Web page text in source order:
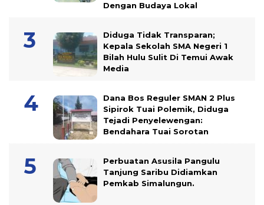
Dengan Budaya Lokal
Diduga Tidak Transparan;
Kepala Sekolah SMA Negeri 1
Bilah Hulu Sulit Di Temui Awak
Media
Dana Bos Reguler SMAN 2 Plus
Sipirok Tuai Polemik, Diduga
Tejadi Penyelewengan:
Bendahara Tuai Sorotan
Perbuatan Asusila Pangulu
Tanjung Saribu Didiamkan
Pemkab Simalungun.